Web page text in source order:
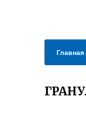
Главная